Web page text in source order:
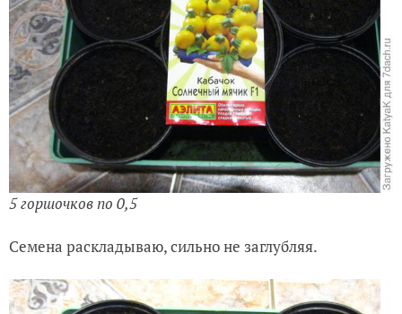
5 горшочков по 0,5
Семена раскладываю, сильно не заглубляя.